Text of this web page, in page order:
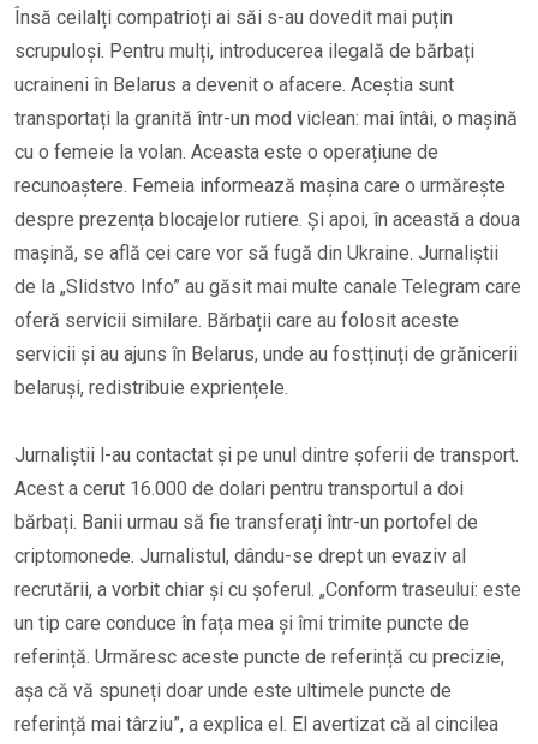
Însă ceilalți compatrioți ai săi s-au dovedit mai puțin
scrupuloși. Pentru mulți, introducerea ilegală de bărbați
ucraineni în Belarus a devenit o afacere. Aceștia sunt
transportați la granită într-un mod viclean: mai întâi, o mașină
cu o femeie la volan. Aceasta este o operațiune de
recunoaștere. Femeia informează mașina care o urmărește
despre prezența blocajelor rutiere. Și apoi, în această a doua
mașină, se află cei care vor să fugă din Ukraine. Jurnaliștii
de la „Slidstvo Info” au găsit mai multe canale Telegram care
oferă servicii similare. Bărbații care au folosit aceste
servicii și au ajuns în Belarus, unde au fostținuți de grănicerii
belaruși, redistribuie expriențele.
Jurnaliștii l-au contactat și pe unul dintre șoferii de transport.
Acest a cerut 16.000 de dolari pentru transportul a doi
bărbați. Banii urmau să fie transferați într-un portofel de
criptomonede. Jurnalistul, dându-se drept un evaziv al
recrutării, a vorbit chiar și cu șoferul. „Conform traseului: este
un tip care conduce în fața mea și îmi trimite puncte de
referință. Urmăresc aceste puncte de referință cu precizie,
așa că vă spuneți doar unde este ultimele puncte de
referință mai târziu”, a explica el. El avertizat că al cincilea